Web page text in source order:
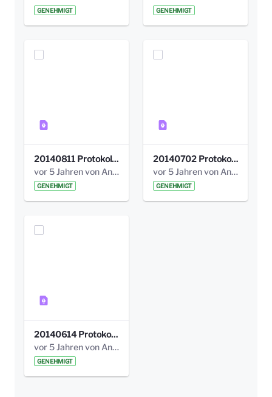
GENEHMIGT GENEHMIGT
20140811 Protokoll Park am Gesundheitsamt 02.pdf
vor 5 Jahren von Anni Schlumberger
GENEHMIGT
20140702 Protokoll Park am Gesundheitsam 01.pdf
vor 5 Jahren von Anni Schlumberger
GENEHMIGT
20140614 Protokoll Park Am Gesundheitsamt 00.pdf
vor 5 Jahren von Anni Schlumberger
GENEHMIGT